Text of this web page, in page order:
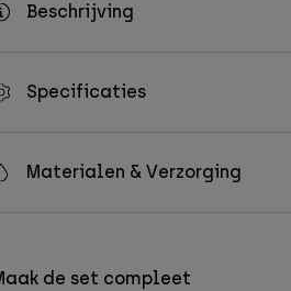
Beschrijving
Specificaties
Materialen & Verzorging
de set compleet